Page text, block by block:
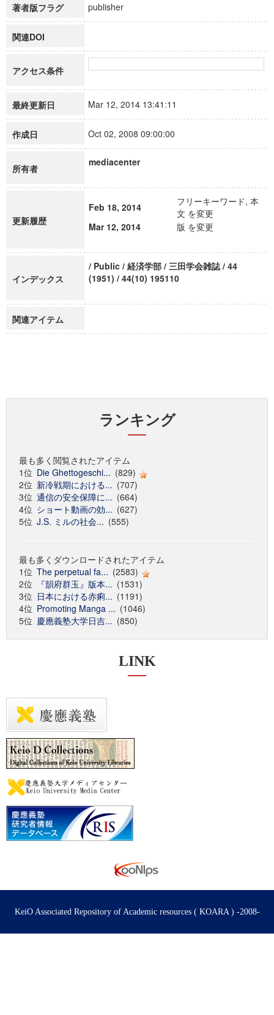
著者版フラグ publisher
関連DOI
アクセス条件
最終更新日 Mar 12, 2014 13:41:11
作成日 Oct 02, 2008 09:00:00
所有者
mediacenter
更新履歴
Feb 18, 2014
フリーキーワード, 本
文 を変更
Mar 12, 2014
版 を変更
インデックス
/ Public / 経済学部 / 三田学会雑誌 / 44
(1951) / 44(10) 195110
関連アイテム
ランキング
最も多く閲覧されたアイテム
1位 Die Ghettogeschi... (829)
2位 新冷戦期における... (707)
3位 通信の安全保障に... (664)
4位 ショート動画の効... (627)
5位 J.S. ミルの社会... (555)
最も多くダウンロードされたアイテム
1位 The perpetual fa... (2583)
2位
『韻府群玉』版本... (1531)
3位 日本における赤痢... (1191)
4位 Promoting Manga ... (1046)
5位 慶應義塾大学日吉... (850)
LINK
KeiO Associated Repository of Academic resources ( KOARA ) -2008-